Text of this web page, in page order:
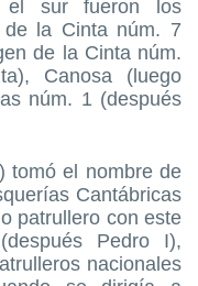
el sur fueron los
de la Cinta núm. 7
de la Cinta núm.
Canosa (luego
núm. 1 (después
tomó el nombre de
Cantábricas
patrullero con este
Pedro I),
nacionales